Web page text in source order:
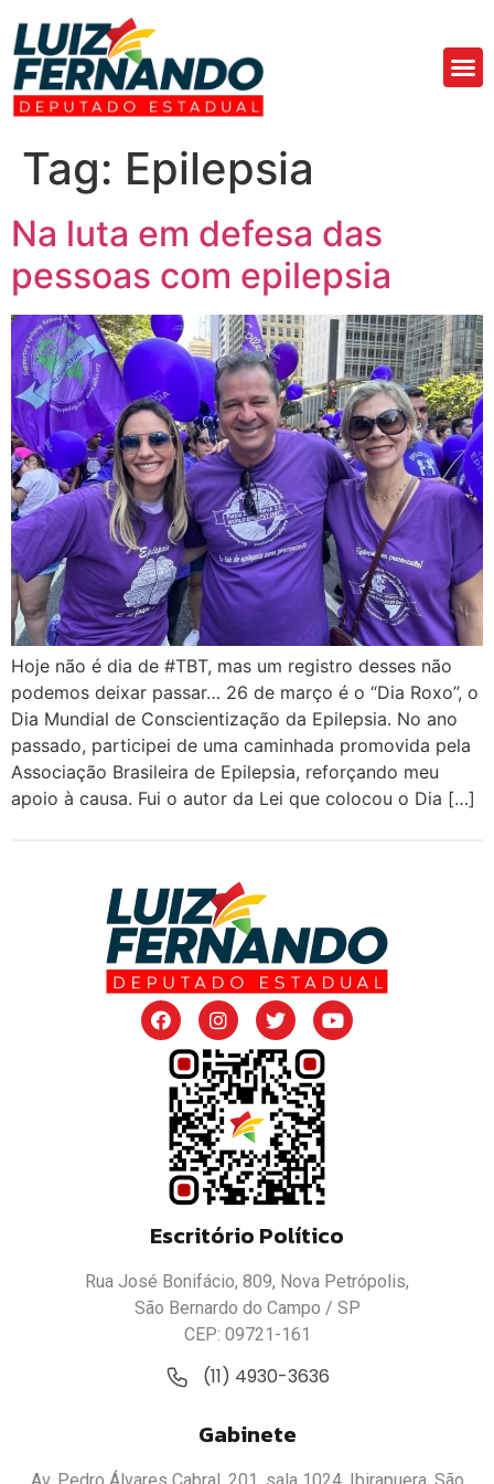
Tag: Epilepsia
Na luta em defesa das
pessoas com epilepsia
Hoje não é dia de #TBT, mas um registro desses não
podemos deixar passar… 26 de março é o “Dia Roxo”, o
Dia Mundial de Conscientização da Epilepsia. No ano
passado, participei de uma caminhada promovida pela
Associação Brasileira de Epilepsia, reforçando meu
apoio à causa. Fui o autor da Lei que colocou o Dia […]
Escritório Político
Rua José Bonifácio, 809, Nova Petrópolis,
São Bernardo do Campo / SP
CEP: 09721-161
(11) 4930-3636
Gabinete